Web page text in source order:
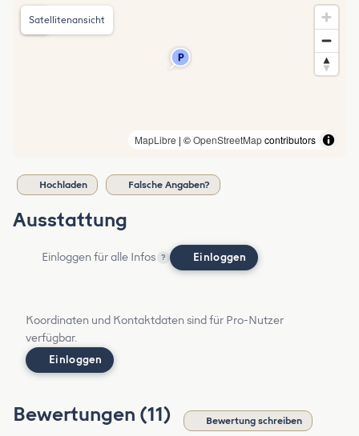
MapLibre | ©OpenStreetMapcontributors
Satellitenansicht
Hochladen Falsche Angaben?
Ausstattung
Einloggen für alle Infos ? Einloggen
Koordinaten und Kontaktdaten sind für Pro-Nutzer
verfügbar.
Einloggen
Bewertungen (11) Bewertung schreiben